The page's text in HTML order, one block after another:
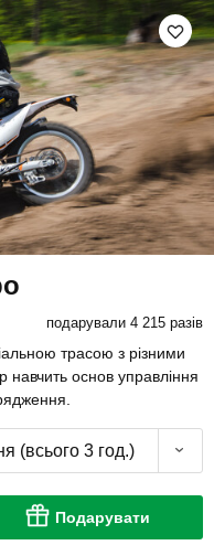
подарували 4 215 разів
трасою з різними
навчить основ управління
(всього 3 год.)
Подарувати